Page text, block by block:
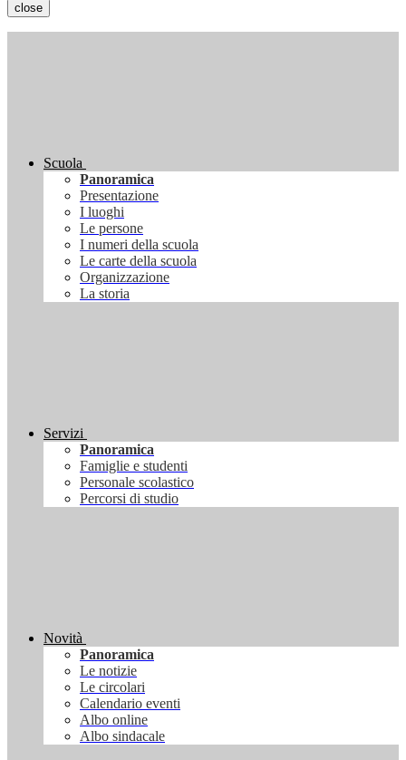
close
Scuola
Panoramica
Presentazione
I luoghi
Le persone
I numeri della scuola
Le carte della scuola
Organizzazione
La storia
Servizi
Panoramica
Famiglie e studenti
Personale scolastico
Percorsi di studio
Novità
Panoramica
Le notizie
Le circolari
Calendario eventi
Albo online
Albo sindacale